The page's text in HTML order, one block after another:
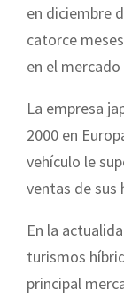
en diciembre
catorce
en el mercado
La empresa
2000 en
vehículo le
ventas de sus
En la
turismos
principal